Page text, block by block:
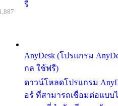
รี
AnyDesk (โปรแกรม
กล ใช้ฟรี)
ดาวน์โหลดโปรแกรม
อร์ ที่สามารถเชื่อมต่อแบบ